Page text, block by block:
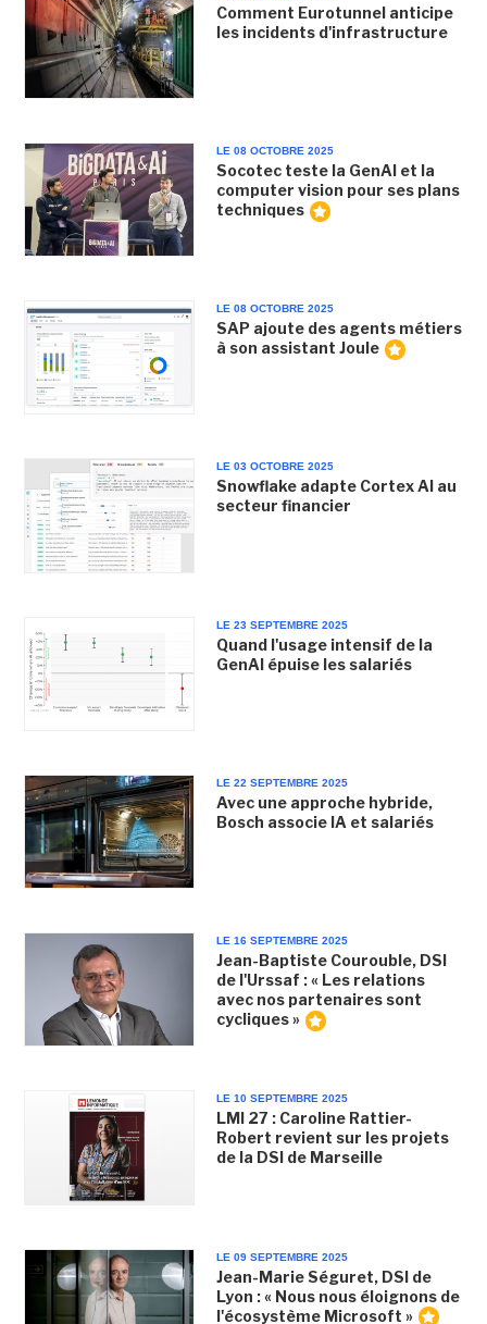
Comment Eurotunnel anticipe
les incidents d'infrastructure
LE 08 OCTOBRE 2025
Socotec teste la GenAI et la
computer vision pour ses plans
techniques
LE 08 OCTOBRE 2025
SAP ajoute des agents métiers
à son assistant Joule
LE 03 OCTOBRE 2025
Snowflake adapte Cortex AI au
secteur financier
LE 23 SEPTEMBRE 2025
Quand l'usage intensif de la
GenAI épuise les salariés
LE 22 SEPTEMBRE 2025
Avec une approche hybride,
Bosch associe IA et salariés
LE 16 SEPTEMBRE 2025
Jean-Baptiste Courouble, DSI
de l'Urssaf : « Les relations
avec nos partenaires sont
cycliques »
LE 10 SEPTEMBRE 2025
LMI 27 : Caroline Rattier-
Robert revient sur les projets
de la DSI de Marseille
LE 09 SEPTEMBRE 2025
Jean-Marie Séguret, DSI de
Lyon : « Nous nous éloignons de
l'écosystème Microsoft »